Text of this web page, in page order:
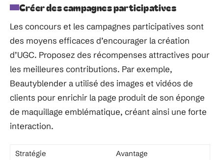
Créer des campagnes participatives
Les concours et les campagnes participatives sont
des moyens efficaces d’encourager la création
d’UGC. Proposez des récompenses attractives pour
les meilleures contributions. Par exemple,
Beautyblender a utilisé des images et vidéos de
clients pour enrichir la page produit de son éponge
de maquillage emblématique, créant ainsi une forte
interaction.
Stratégie
Avantage